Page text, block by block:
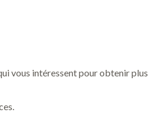
vous intéressent pour obtenir plus